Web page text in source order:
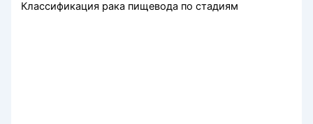
Классификация рака пищевода по стадиям